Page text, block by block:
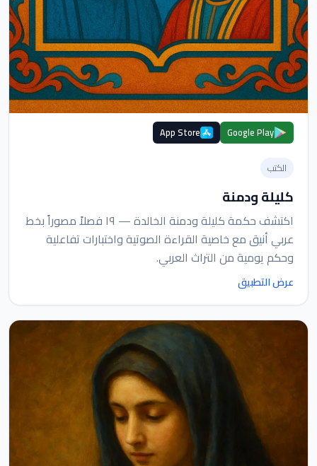
Google Play
App Store
الكتب
كليلة ودمنة
اكتشف حكمة كليلة ودمنة الخالدة — ١٩ فصلاً مصوراً بخط
عربي أنيق مع خاصية القراءة الصوتية واختبارات تفاعلية
وحكم يومية من التراث العربي.
عرض التطبيق